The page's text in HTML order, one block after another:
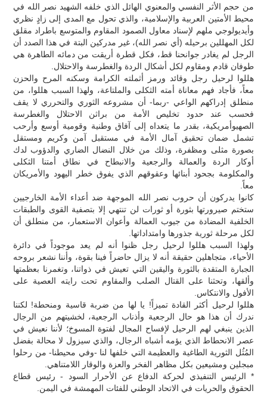
من حجم الأثر النفسي والمعنوي الهائل الذي خلفه الشهيد نصر الله في
محيط الأمتين العربية والإسلامية، والذي تحول مع المدى إلى زادٍ نظري
وأيديولوجي ملهم لإسناد معاول الصمود المقاوم والمتوسع باطراد مقلق
لكل المهللين برحيله (أي نصر الله)، غير مدركين البتة في هذا الصدد أن
الرجل لم يغادر جوانحنا قط، فكل قطرة أريقت من دمائه الطاهرة هي
طوفان قادم ومقاوم لكل أشكال الردة والغطرسة والاحتلال.
هللوا لرحيل رجل وقائد ورمز أثملته الكرامة وسكنه المرح والحزن
معاً، فأجاد فهم معاناة أمته الثكلى والملتاعة، ولهذا السبب هللوا، من
منطلق إدراكهم الواعي -ربما- أن مشروعه الثوري والتحرري لا يقف
فحسب عند حدود تخليص الأمة من براثن الاحتلال والغطرسة
الصهيوأمريكية، بقدر ما يتعداه إلى آفاق وطنية وقومية أوسع وأرحب
تشمل ضمان تحقيق آمال الأمة في مستقبل آمن وكريم ومستقل
بصورة مثلى ومظفرة، وذلك من خلال النضال الضاري والدؤوب لدك
أوكار الردة والعمالة والرجعية والانبطاح في نطاق أمتنا الثكلى
والمكلومة بجحود أبنائها وعقوقهم الذي يفوق خطر اليهود والأمريكان
معاً.
كانوا يدركون أن حروب نصر الله الموجهة ضد أعداء الأمة الخارجيين
ستختم صيرورتها بثورة أو ثورات لن تنتهي إلا بتصفية القوى والطبقات
الخلفية المضادة من جيوب العمالة وأعوان الاستعمار، من منطلق أن
لكل مرحلة ثورية جذورها وامتداداتها.
ولهذا السبب هللوا لرحيل رجل ظنوا أنه لم يعد موجوداً في دائرة
الأحياء، متجاهلين حقيقة أنه لا يزال حاضراً فينا بقوة، وأننا نشعر بروحه
الجبارة المتقدة بالثورة واليقين التي تعيش في ذواتنا، وتغمرنا بعظمتها
وألقها، وتحثنا على القتال الصلب والمقاوم تحت رايته العصية على
الأفول والانتكاس.
هللوا لرحيل أكثر القادة تميزاً! يا لها من ضربة قاسية ومنحطة! لكننا
ندرك أن هذا هو حال الرجعية وأذناب الرجعية، لخشيتهم من الرجال
الذين ينبغي لهم الرحيل لإفساح المجال لفتوة المسوخ؛ لأننا نعيش في
عصر الانحطاط الذي يؤمه أشباه الرجال، والذي سيزول لا محالة بفضل
المُثُل الثورية الطاغية والعظيمة التي خلفها لنا -وفي محيطنا- من رحلوا
مبجلين ومشيعين بكل مظاهر الفخر والعزة والوقار اللامتناهي.
* الرئيس التنفيذي لحركة الدفاع عن الأحرار السود - رئيس قطاع
الحقوق والحريات في الاتحاد الوطني للفئات المهمشة في اليمن.